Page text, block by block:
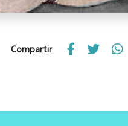
Compartir